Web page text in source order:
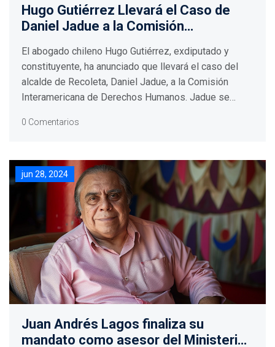
Hugo Gutiérrez Llevará el Caso de
Daniel Jadue a la Comisión
Humanos
El abogado chileno Hugo Gutiérrez, exdiputado y
constituyente, ha anunciado que llevará el caso del
alcalde de Recoleta, Daniel Jadue, a la Comisión
Interamericana de Derechos Humanos. Jadue se
por una investigación sobre farmacias populares. Los
busca destituir a Jadue, infringiendo la soberanía
popular.
0 Comentarios
jun 28, 2024
Juan Andrés Lagos finaliza su
mandato como asesor del Ministerio